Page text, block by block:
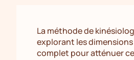
La méthode de
explorant les
complet pour atténuer